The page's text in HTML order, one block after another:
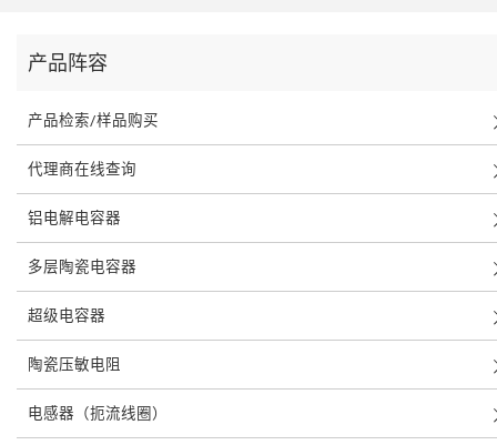
产品阵容
产品检索/样品购买
代理商在线查询
铝电解电容器
多层陶瓷电容器
超级电容器
陶瓷压敏电阻
电感器（扼流线圈）